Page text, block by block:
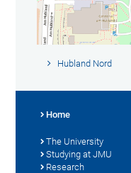
Hubland Nord
Home
The University
Studying at JMU
Research